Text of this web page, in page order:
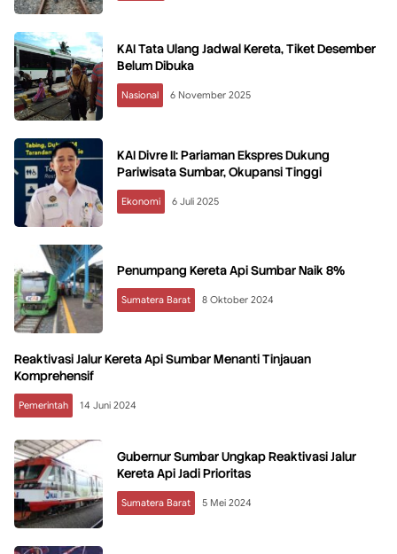
KAI Tata Ulang Jadwal Kereta, Tiket Desember
Belum Dibuka
Nasional 6 November 2025
KAI Divre II: Pariaman Ekspres Dukung
Pariwisata Sumbar, Okupansi Tinggi
Ekonomi 6 Juli 2025
Penumpang Kereta Api Sumbar Naik 8%
Sumatera Barat 8 Oktober 2024
Reaktivasi Jalur Kereta Api Sumbar Menanti Tinjauan
Komprehensif
Pemerintah 14 Juni 2024
Gubernur Sumbar Ungkap Reaktivasi Jalur
Kereta Api Jadi Prioritas
Sumatera Barat 5 Mei 2024